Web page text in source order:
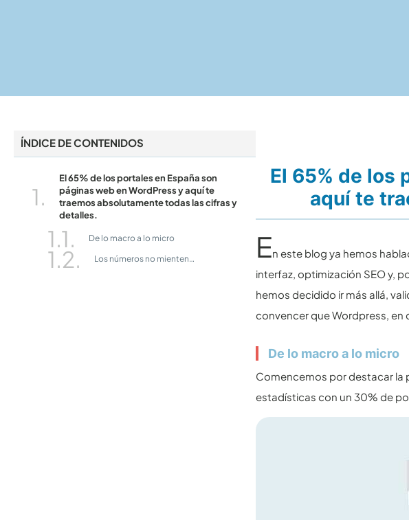
ÍNDICE DE CONTENIDOS
El 65% de los portales en España son
páginas web en WordPress y aquí te
traemos absolutamente todas las cifras y
detalles.
De lo macro a lo micro
Los números no mienten…
El 65% de los
aquí te
En este blog ya hemos
interfaz, optimización SEO y,
hemos decidido ir más allá,
convencer que Wordpress, en
De lo macro a lo micro
Comencemos por destacar la
estadísticas con un 30% de